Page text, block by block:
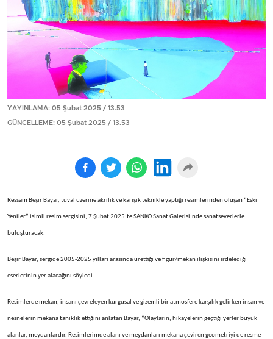
YAYINLAMA: 05 Şubat 2025 / 13.53
GÜNCELLEME: 05 Şubat 2025 / 13.53
Ressam Beşir Bayar, tuval üzerine akrilik ve karışık teknikle yaptığı resimlerinden oluşan “Eski
Yeniler” isimli resim sergisini, 7 Şubat 2025’te SANKO Sanat Galerisi’nde sanatseverlerle
buluşturacak.
Beşir Bayar, sergide 2005-2025 yılları arasında ürettiği ve figür/mekan ilişkisini irdelediği
eserlerinin yer alacağını söyledi.
Resimlerde mekan, insanı çevreleyen kurgusal ve gizemli bir atmosfere karşılık gelirken insan ve
nesnelerin mekana tanıklık ettiğini anlatan Bayar, “Olayların, hikayelerin geçtiği yerler büyük
alanlar, meydanlardır. Resimlerimde alanı ve meydanları mekana çeviren geometriyi de resme